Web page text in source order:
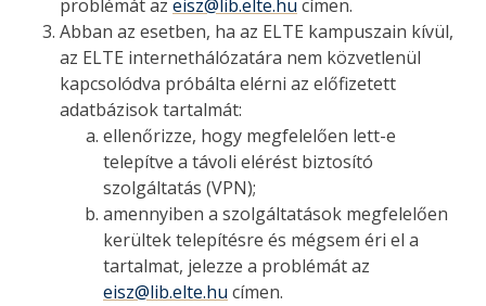
problémát az eisz@lib.elte.hu címen.
Abban az esetben, ha az ELTE kampuszain kívül,
az ELTE internethálózatára nem közvetlenül
kapcsolódva próbálta elérni az előfizetett
adatbázisok tartalmát:
ellenőrizze, hogy megfelelően lett-e
telepítve a távoli elérést biztosító
szolgáltatás (VPN);
amennyiben a szolgáltatások megfelelően
kerültek telepítésre és mégsem éri el a
tartalmat, jelezze a problémát az
eisz@lib.elte.hu címen.